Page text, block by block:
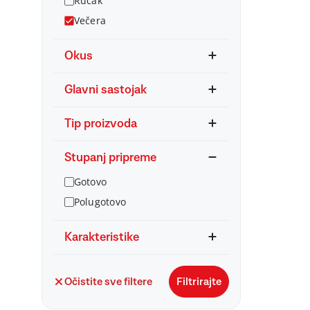
Večera
Okus
Glavni sastojak
Tip proizvoda
Stupanj pripreme
Gotovo
Polugotovo
Karakteristike
Očistite sve filtere Filtrirajte